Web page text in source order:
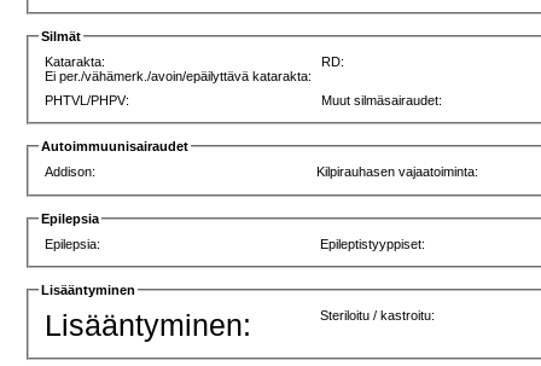
Silmät
Katarakta:
Ei per./vähämerk./avoin/epäilyttävä katarakta:
RD:
PHTVL/PHPV: Muut silmäsairaudet:
Autoimmuunisairaudet
Addison:
Kilpirauhasen vajaatoiminta:
Epilepsia
Epilepsia:
Epileptistyyppiset:
Lisääntyminen
Lisääntyminen: Steriloitu / kastroitu: